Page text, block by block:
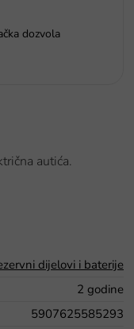
dozvola
autića.
dijelovi i baterije
2 godine
5907625585293